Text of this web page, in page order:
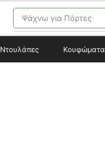
Ψάχνω για Πόρτες
Ντουλάπες Κουφώματα